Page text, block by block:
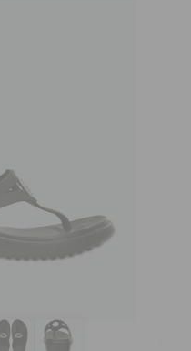
كروكس لمكان العمل